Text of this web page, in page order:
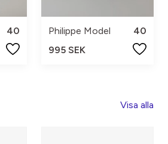
40
Philippe Model
40
995 SEK
Visa alla